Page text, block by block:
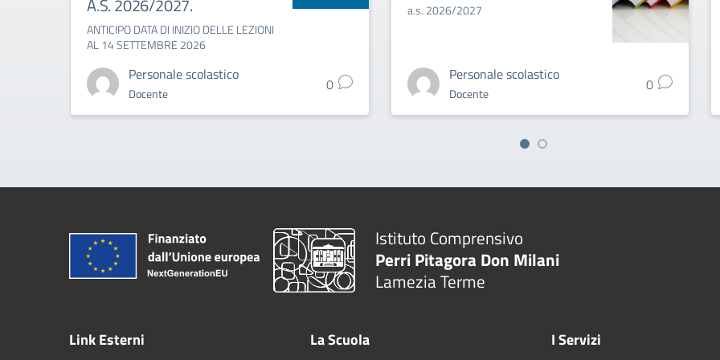
A.S. 2026/2027.
ANTICIPO DATA DI INIZIO DELLE LEZIONI
AL 14 SETTEMBRE 2026
Personale scolastico
Docente 0
a.s. 2026/2027
Personale scolastico
Docente 0
Istituto Comprensivo
Perri Pitagora Don Milani
Lamezia Terme
Link Esterni La Scuola I Servizi